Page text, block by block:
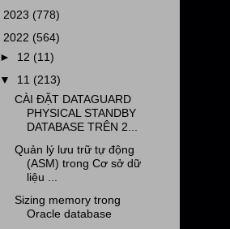
2023 (778)
2022 (564)
► 12 (11)
▼ 11 (213)
CÀI ĐẶT DATAGUARD
PHYSICAL STANDBY
DATABASE TRÊN 2...
Quản lý lưu trữ tự động
(ASM) trong Cơ sở dữ
liệu ...
Sizing memory trong
Oracle database